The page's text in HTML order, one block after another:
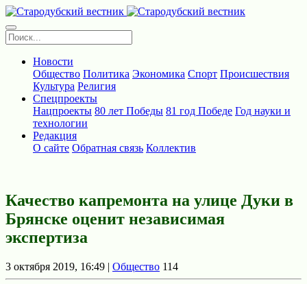
Новости
Общество Политика Экономика Спорт Происшествия
Культура Религия
Спецпроекты
Нацпроекты 80 лет Победы 81 год Победе Год науки и
технологии
Редакция
О сайте Обратная связь Коллектив
Качество капремонта на улице Дуки в
Брянске оценит независимая
экспертиза
3 октября 2019, 16:49 | Общество 114